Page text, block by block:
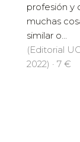
profesión y
muchas
similar o...
(Editorial
2022) · 7 €